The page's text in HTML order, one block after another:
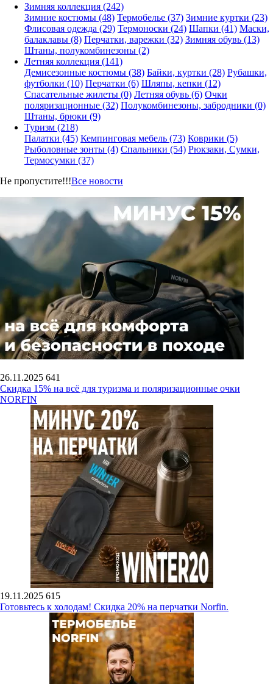
Зимняя коллекция (242)
Зимние костюмы (48) Термобелье (37) Зимние куртки (23)
Флисовая одежда (29) Термоноски (24) Шапки (41) Маски,
балаклавы (8) Перчатки, варежки (32) Зимняя обувь (13)
Штаны, полукомбинезоны (2)
Летняя коллекция (141)
Демисезонные костюмы (38) Байки, куртки (28) Рубашки,
футболки (10) Перчатки (6) Шляпы, кепки (12)
Спасательные жилеты (0) Летняя обувь (6) Очки
поляризационные (32) Полукомбинезоны, забродники (0)
Штаны, брюки (9)
Туризм (218)
Палатки (45) Кемпинговая мебель (73) Коврики (5)
Рыболовные зонты (4) Спальники (54) Рюкзаки, Сумки,
Термосумки (37)
Не пропустите!!!Все новости
26.11.2025 641
Скидка 15% на всё для туризма и поляризационные очки
NORFIN
19.11.2025 615
Готовьтесь к холодам! Скидка 20% на перчатки Norfin.